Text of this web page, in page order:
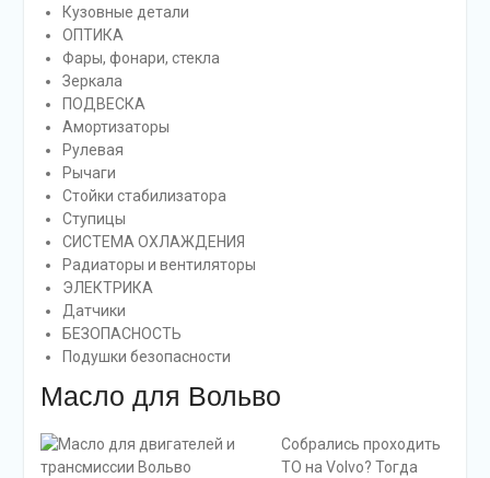
Кузовные детали
ОПТИКА
Фары, фонари, стекла
Зеркала
ПОДВЕСКА
Амортизаторы
Рулевая
Рычаги
Стойки стабилизатора
Ступицы
СИСТЕМА ОХЛАЖДЕНИЯ
Радиаторы и вентиляторы
ЭЛЕКТРИКА
Датчики
БЕЗОПАСНОСТЬ
Подушки безопасности
Масло для Вольво
Собрались проходить
ТО на Volvo? Тогда